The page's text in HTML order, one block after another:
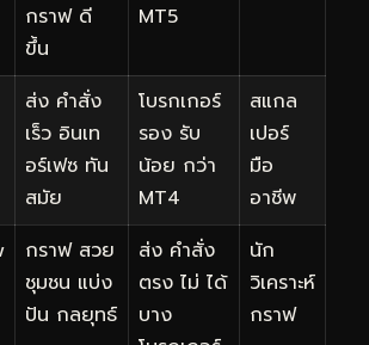
กราฟ ดี
ขึ้น
MT5
ส่ง คำสั่ง
เร็ว อินเท
อร์เฟซ ทัน
สมัย
โบรกเกอร์
รอง รับ
น้อย กว่า
MT4
สแกล
เปอร์
มือ
อาชีพ
กราฟ สวย
ชุมชน แบ่ง
ปัน กลยุทธ์
ส่ง คำสั่ง
ตรง ไม่ ได้
บาง
นัก
วิเคราะห์
กราฟ